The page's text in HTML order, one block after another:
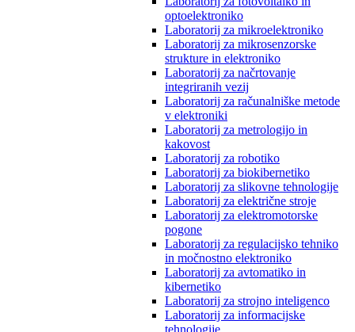
optoelektroniko
Laboratorij za mikroelektroniko
Laboratorij za mikrosenzorske
strukture in elektroniko
Laboratorij za načrtovanje
integriranih vezij
Laboratorij za računalniške metode
v elektroniki
Laboratorij za metrologijo in
kakovost
Laboratorij za robotiko
Laboratorij za biokibernetiko
Laboratorij za slikovne tehnologije
Laboratorij za električne stroje
Laboratorij za elektromotorske
pogone
Laboratorij za regulacijsko tehniko
in močnostno elektroniko
Laboratorij za avtomatiko in
kibernetiko
Laboratorij za strojno inteligenco
Laboratorij za informacijske
tehnologije